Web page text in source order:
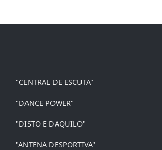
"CENTRAL DE ESCUTA"
"DANCE POWER"
"DISTO E DAQUILO"
"ANTENA DESPORTIVA"